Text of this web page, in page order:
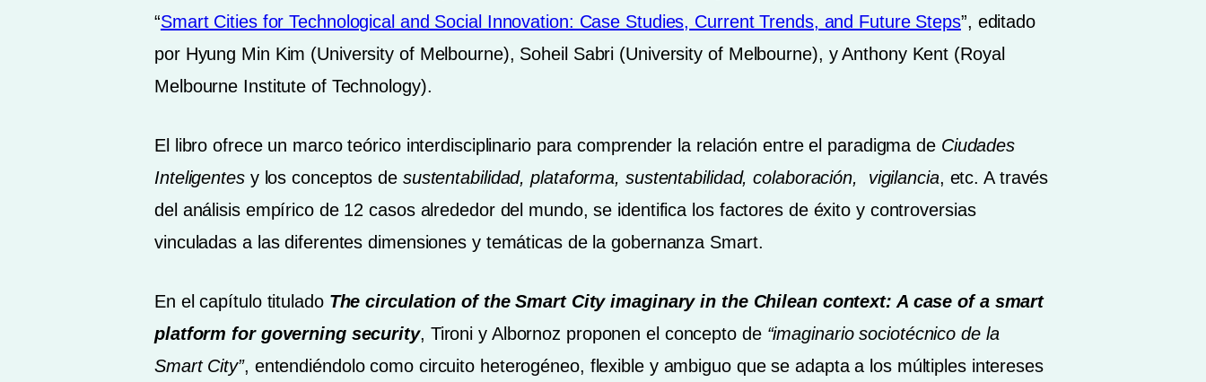
“Smart Cities for Technological and Social Innovation: Case Studies, Current Trends, and Future Steps”, editado
por Hyung Min Kim (University of Melbourne), Soheil Sabri (University of Melbourne), y Anthony Kent (Royal
Melbourne Institute of Technology).
El libro ofrece un marco teórico interdisciplinario para comprender la relación entre el paradigma de Ciudades
Inteligentes y los conceptos de sustentabilidad, plataforma, sustentabilidad, colaboración, vigilancia, etc. A través
del análisis empírico de 12 casos alrededor del mundo, se identifica los factores de éxito y controversias
vinculadas a las diferentes dimensiones y temáticas de la gobernanza Smart.
En el capítulo titulado The circulation of the Smart City imaginary in the Chilean context: A case of a smart
platform for governing security, Tironi y Albornoz proponen el concepto de “imaginario sociotécnico de la
Smart City”, entendiéndolo como circuito heterogéneo, flexible y ambiguo que se adapta a los múltiples intereses